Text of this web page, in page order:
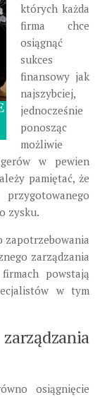
których każda
firma chce
osiągnąć
sukces
finansowy jak
najszybciej,
jednocześnie
ponosząc
możliwie
w pewien
pamiętać, że
zysku.
zapotrzebowania
zarządzania
powstają
w tym
osiągnięcie